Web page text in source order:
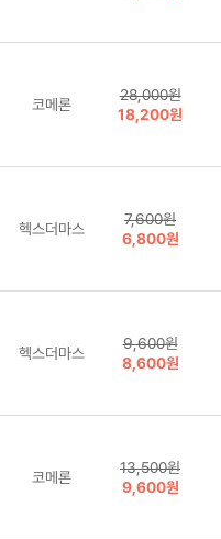
코메론
28,000원
18,200원
헥스더마스
7,600원
6,800원
헥스더마스
9,600원
8,600원
코메론
13,500원
9,600원